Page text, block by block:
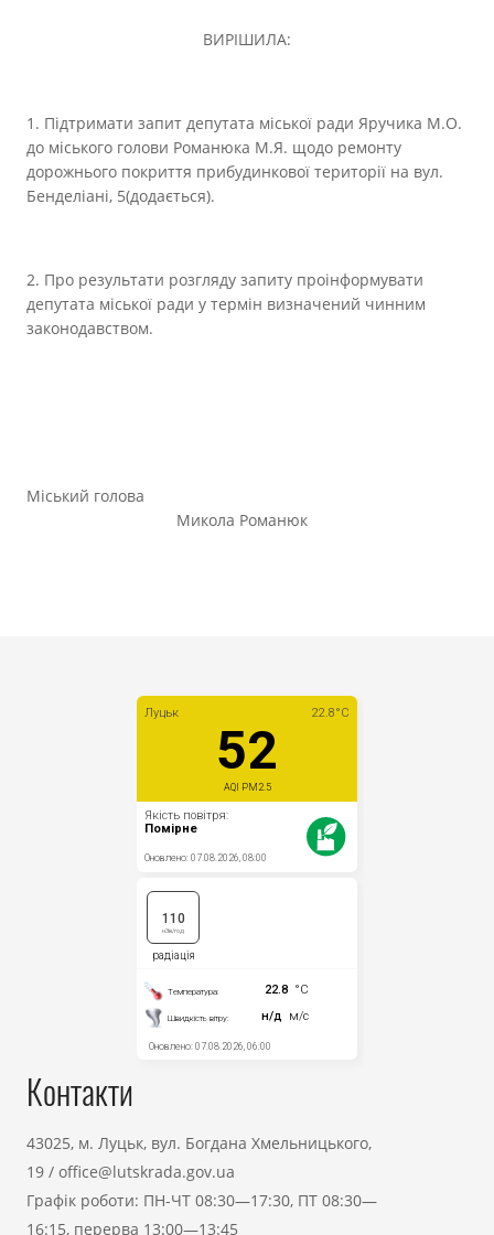
ВИРІШИЛА:
1. Підтримати запит депутата міської ради Яручика М.О.
до міського голови Романюка М.Я. щодо ремонту
дорожнього покриття прибудинкової території на вул.
Бенделіані, 5(додається).
2. Про результати розгляду запиту проінформувати
депутата міської ради у термін визначений чинним
законодавством.
Міський голова
Микола Романюк
Контакти
43025, м. Луцьк, вул. Богдана Хмельницького,
19 / office@lutskrada.gov.ua
Графік роботи: ПН-ЧТ 08:30—17:30, ПТ 08:30—
16:15, перерва 13:00—13:45